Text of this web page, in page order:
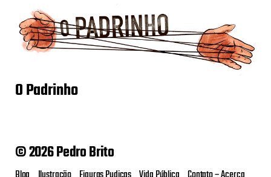
O Padrinho
© 2026 Pedro Brito